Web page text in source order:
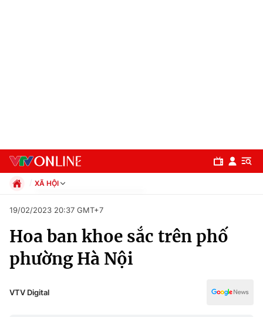
Chuyên mục
Chính trị
Xã hội
XÃ HỘI
Xã hội
Pháp luật
Thể thao
Văn hóa - Giải trí
19/02/2023 20:37 GMT+7
Hoa ban khoe sắc trên phố
phường Hà Nội
VTV Digital